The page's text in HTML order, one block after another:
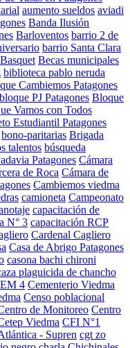
aumento sueldos aviadi
Banda Ilusión
Barloventos barrio 2 de
barrio Santa Clara
Basquet Becas municipales
biblioteca pablo neruda
Cambiemos Patagones
bloque PJ Patagones Bloque
Vamos con Todos
Estudiantil Patagones
bono-paritarias Brigada
talentos búsqueda
Patagones Cámara
de Roca Cámara de
Cambiemos viedma
camioneta Campeonato
capacitación de
N° 3 capacitación RCP
Cardenal Cagliero
Casa de Abrigo Patagones
casona bachi chironi
plaguicida de chancho
4 Cementerio Viedma
Censo poblacional
de Monitoreo Centro
Viedma CFI N°1
- Supren cgt zo